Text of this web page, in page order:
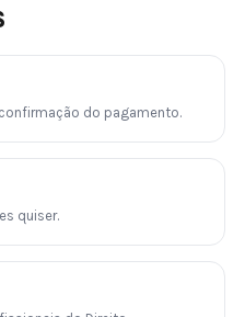
do pagamento.
quiser.